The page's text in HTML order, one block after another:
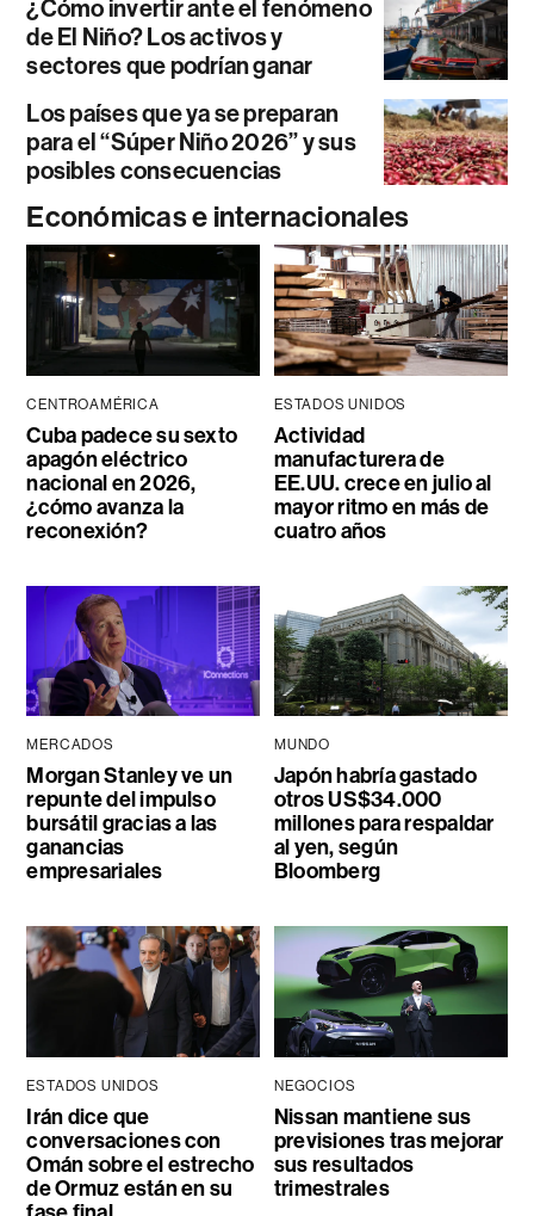
¿Cómo invertir ante el fenómeno
de El Niño? Los activos y
sectores que podrían ganar
Los países que ya se preparan
para el “Súper Niño 2026” y sus
posibles consecuencias
Económicas e internacionales
CENTROAMÉRICA
Cuba padece su sexto
apagón eléctrico
nacional en 2026,
¿cómo avanza la
reconexión?
ESTADOS UNIDOS
Actividad
manufacturera de
EE.UU. crece en julio al
mayor ritmo en más de
cuatro años
MERCADOS
Morgan Stanley ve un
repunte del impulso
bursátil gracias a las
ganancias
empresariales
MUNDO
Japón habría gastado
otros US$34.000
millones para respaldar
al yen, según
Bloomberg
ESTADOS UNIDOS
Irán dice que
conversaciones con
Omán sobre el estrecho
de Ormuz están en su
NEGOCIOS
Nissan mantiene sus
previsiones tras mejorar
sus resultados
trimestrales